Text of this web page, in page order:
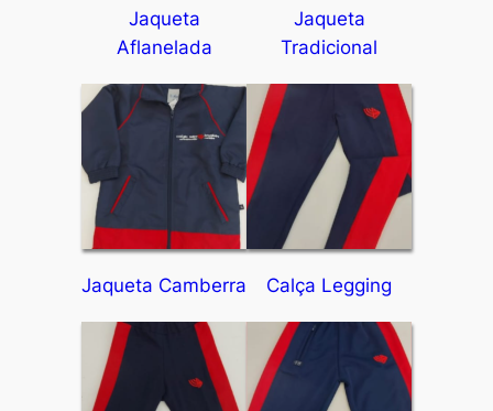
Jaqueta
Aflanelada
Jaqueta
Tradicional
Jaqueta Camberra Calça Legging